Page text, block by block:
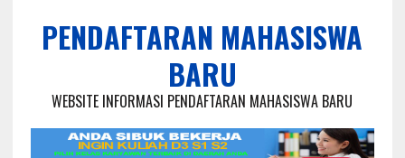
PENDAFTARAN MAHASISWA
BARU
WEBSITE INFORMASI PENDAFTARAN MAHASISWA BARU